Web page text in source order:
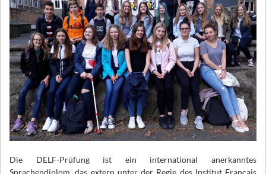
Die DELF-Prüfung ist ein international anerkanntes
Sprachendiplom, das extern unter der Regie des Institut Français